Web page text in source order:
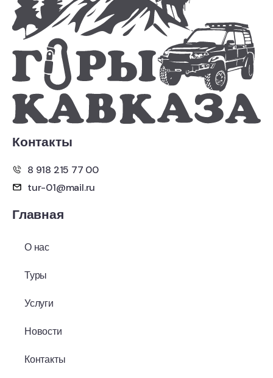
Контакты
8 918 215 77 00
tur-01@mail.ru
Главная
О нас
Туры
Услуги
Новости
Контакты